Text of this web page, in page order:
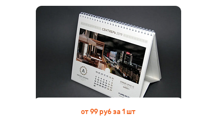
от 99 руб за 1 шт